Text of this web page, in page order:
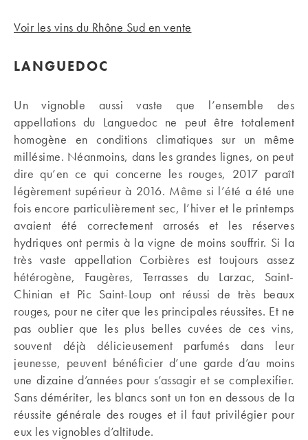
Voir les vins du Rhône Sud en vente
LANGUEDOC
Un vignoble aussi vaste que l’ensemble des
appellations du Languedoc ne peut être totalement
homogène en conditions climatiques sur un même
millésime. Néanmoins, dans les grandes lignes, on peut
dire qu’en ce qui concerne les rouges, 2017 paraît
légèrement supérieur à 2016. Même si l’été a été une
fois encore particulièrement sec, l’hiver et le printemps
avaient été correctement arrosés et les réserves
hydriques ont permis à la vigne de moins souffrir. Si la
très vaste appellation Corbières est toujours assez
hétérogène, Faugères, Terrasses du Larzac, Saint-
Chinian et Pic Saint-Loup ont réussi de très beaux
rouges, pour ne citer que les principales réussites. Et ne
pas oublier que les plus belles cuvées de ces vins,
souvent déjà délicieusement parfumés dans leur
jeunesse, peuvent bénéficier d’une garde d’au moins
une dizaine d’années pour s’assagir et se complexifier.
Sans démériter, les blancs sont un ton en dessous de la
réussite générale des rouges et il faut privilégier pour
eux les vignobles d’altitude.